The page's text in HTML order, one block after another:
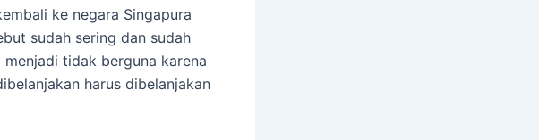
ke negara Singapura
sudah sering dan sudah
menjadi tidak berguna karena
harus dibelanjakan